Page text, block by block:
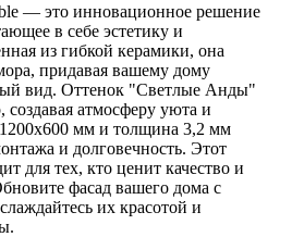
— это инновационное решение
в себе эстетику и
из гибкой керамики, она
придавая вашему дому
вид. Оттенок "Светлые Анды"
создавая атмосферу уюта и
мм и толщина 3,2 мм
и долговечность. Этот
для тех, кто ценит качество и
фасад вашего дома с
их красотой и